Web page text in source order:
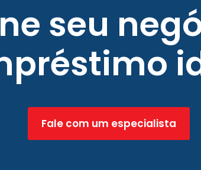
seu
Fale com um especialista